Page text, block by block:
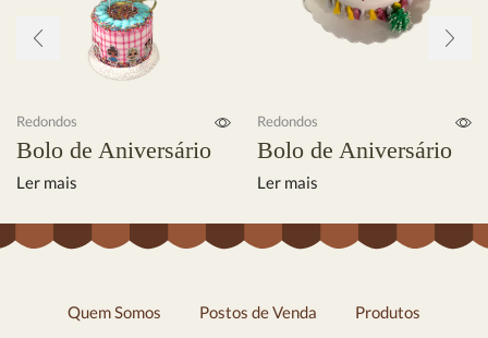
Redondos
Bolo de Aniversário
Ler mais
Redondos
Bolo de Aniversário
Ler mais
Quem Somos Postos de Venda Produtos